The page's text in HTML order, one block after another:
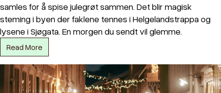
samles for å spise julegrøt sammen. Det blir magisk
steming i byen der faklene tennes i Helgelandstrappa og
lysene i Sjøgata. En morgen du sendt vil glemme.
Read More